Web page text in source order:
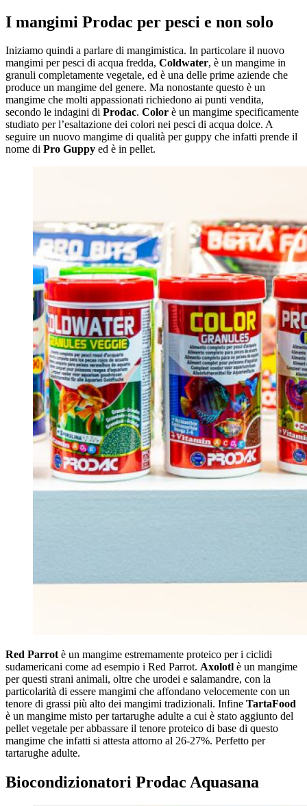
I mangimi Prodac per pesci e non solo
Iniziamo quindi a parlare di mangimistica. In particolare il nuovo
mangimi per pesci di acqua fredda, Coldwater, è un mangime in
granuli completamente vegetale, ed è una delle prime aziende che
produce un mangime del genere. Ma nonostante questo è un
mangime che molti appassionati richiedono ai punti vendita,
secondo le indagini di Prodac. Color è un mangime specificamente
studiato per l’esaltazione dei colori nei pesci di acqua dolce. A
seguire un nuovo mangime di qualità per guppy che infatti prende il
nome di Pro Guppy ed è in pellet.
Red Parrotè un mangime estremamente proteico per i ciclidi
sudamericani come ad esempio i Red Parrot. Axolotl è un mangime
per questi strani animali, oltre che urodei e salamandre, con la
particolarità di essere mangimi che affondano velocemente con un
tenore di grassi più alto dei mangimi tradizionali. Infine TartaFood
è un mangime misto per tartarughe adulte a cui è stato aggiunto del
pellet vegetale per abbassare il tenore proteico di base di questo
mangime che infatti si attesta attorno al 26-27%. Perfetto per
tartarughe adulte.
Biocondizionatori Prodac Aquasana